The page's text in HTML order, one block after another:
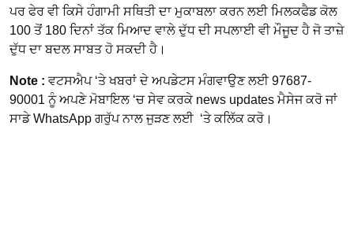
ਪਰ ਫੇਰ ਵੀ ਕਿਸੇ ਹੰਗਾਮੀ ਸਥਿਤੀ ਦਾ ਮੁਕਾਬਲਾ ਕਰਨ ਲਈ ਮਿਲਕਫੈਡ ਕੋਲ
100 ਤੋਂ 180 ਦਿਨਾਂ ਤੱਕ ਮਿਆਦ ਵਾਲੇ ਦੁੱਧ ਦੀ ਸਪਲਾਈ ਵੀ ਮੌਜੂਦ ਹੈ ਜੋ ਤਾਜ਼ੇ
ਦੁੱਧ ਦਾ ਬਦਲ ਸਾਬਤ ਹੋ ਸਕਦੀ ਹੈ।
Note : ਵਟਸਐਪ ‘ਤੇ ਖਬਰਾਂ ਦੇ ਅਪਡੇਟਸ ਮੰਗਵਾਉਣ ਲਈ 97687-
90001 ਨੂੰ ਅਪਣੇ ਮੋਬਾਇਲ ‘ਚ ਸੇਵ ਕਰਕੇ news updates ਮੈਸੇਜ ਕਰੋ ਜਾਂ
ਸਾਡੇ WhatsApp ਗਰੁੱਪ ਨਾਲ ਜੁੜਣ ਲਈ ‘ਤੇ ਕਲਿੱਕ ਕਰੋ।